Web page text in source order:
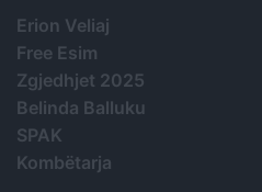
Erion Veliaj
Free Esim
Zgjedhjet 2025
Belinda Balluku
SPAK
Kombëtarja